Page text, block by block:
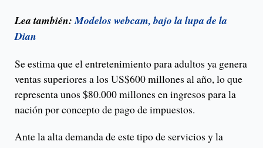
Lea también:Modelos webcam, bajo la lupa de la
Dian
Se estima que el entretenimiento para adultos ya genera
ventas superiores a los US$600 millones al año, lo que
representa unos $80.000 millones en ingresos para la
nación por concepto de pago de impuestos.
Ante la alta demanda de este tipo de servicios y la